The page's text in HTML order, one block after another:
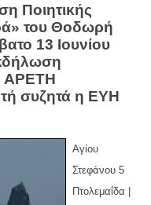
Ποιητικής
του Θοδωρή
13 Ιουνίου
ΑΡΕΤΗ
συζητά η ΕΥΗ
Αγίου
Στεφάνου 5
Πτολεμαΐδα |